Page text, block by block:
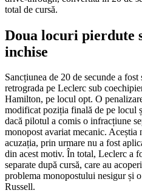
total de cursă.
Doua locuri pierdute
inchise
Sancțiunea de 20 de secunde a
retrograda pe Leclerc sub
Hamilton, pe locul opt. O
modificat poziția finală de pe locul
dacă pilotul a comis o infracțiune
monopost avariat mecanic. Aceștia
acuzația, prin urmare nu a fost
din acest motiv. În total, Leclerc a
separate după cursă, care au
problema monopostului nesigur și
Russell.